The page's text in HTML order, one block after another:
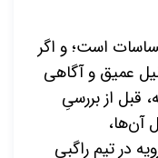
است؛ و اگر
عمیق و آگاهی
قبل از بررسیِ
آن‌ها،
در تیم راگبی